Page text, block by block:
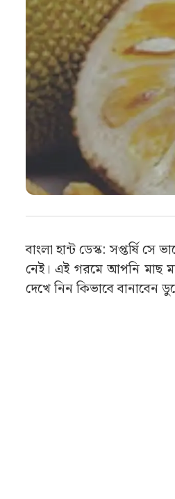
বাংলা হান্ট ডেস্ক: সপ্তর্ষি
নেই। এই গরমে আপনি মাছ
দেখে নিন কিভাবে